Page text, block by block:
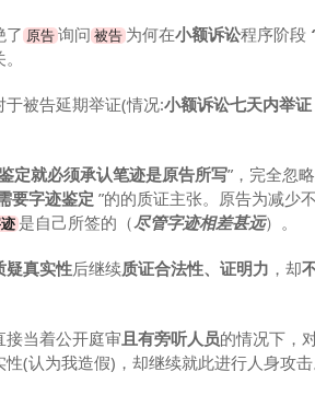
了 原告 询问 被告 为何在小额诉讼程序阶段
被告延期举证(情况:小额诉讼七天内举
定就必须承认笔迹是原告所写”，完全忽
要字迹鉴定 ”的的质证主张。原告为减少
是自己所签的（尽管字迹相差甚远）。
疑真实性后继续质证合法性、证明力 ，却
当着公开庭审且有旁听人员的情况下，
(认为我造假)，却继续就此进行人身攻